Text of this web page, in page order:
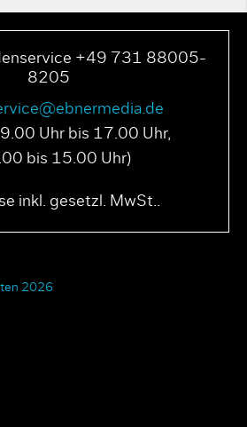
+49 731 88005-
8205
Uhr bis 17.00 Uhr,
bis 15.00 Uhr)
inkl. gesetzl. MwSt..
2026